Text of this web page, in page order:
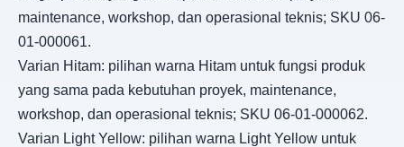
maintenance, workshop, dan operasional teknis; SKU 06-
01-000061.
Varian Hitam: pilihan warna Hitam untuk fungsi produk
yang sama pada kebutuhan proyek, maintenance,
workshop, dan operasional teknis; SKU 06-01-000062.
Varian Light Yellow: pilihan warna Light Yellow untuk